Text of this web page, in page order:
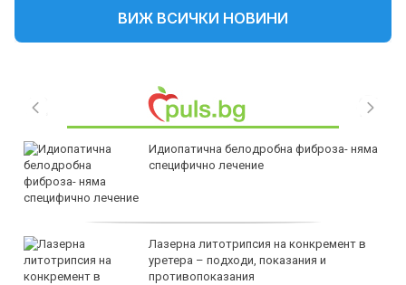
ВИЖ ВСИЧКИ НОВИНИ
Идиопатична белодробна фиброза- няма
специфично лечение
Лазерна литотрипсия на конкремент в
уретера – подходи, показания и
противопоказания